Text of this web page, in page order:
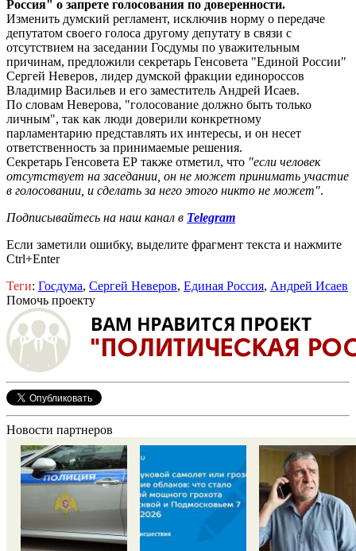
Россия" о запрете голосования по доверенности.
Изменить думский регламент, исключив норму о передаче
депутатом своего голоса другому депутату в связи с
отсутствием на заседании Госдумы по уважительным
причинам, предложили секретарь Генсовета "Единой России"
Сергей Неверов, лидер думской фракции единороссов
Владимир Васильев и его заместитель Андрей Исаев.
По словам Неверова, "голосование должно быть только
личным", так как люди доверили конкретному
парламентарию представлять их интересы, и он несет
ответственность за принимаемые решения.
Секретарь Генсовета ЕР также отметил, что "если человек
отсутствует на заседании, он не может принимать участие
в голосовании, и сделать за него этого никто не может".
Подписывайтесь на наш канал в Telegram
Если заметили ошибку, выделите фрагмент текста и нажмите
Ctrl+Enter
Теги: Госдума, Сергей Неверов, Единая Россия, Андрей Исаев
Помочь проекту
Новости партнеров